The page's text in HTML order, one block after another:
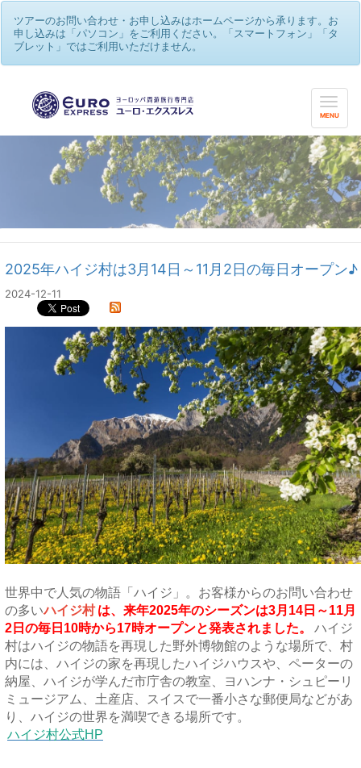
ツアーのお問い合わせ・お申し込みはホームページから承ります。お
申し込みは「パソコン」をご利用ください。「スマートフォン」「タ
ブレット」ではご利用いただけません。
MENU
2025年ハイジ村は3月14日～11月2日の毎日オープン♪
2024-12-11
世界中で人気の物語「ハイジ」。お客様からのお問い合わせ
の多いハイジ村 は、来年2025年のシーズンは3月14日～11月
2日の毎日10時から17時オープンと発表されました。
ハイジ
村はハイジの物語を再現した野外博物館のような場所で、 村
内には 、ハイジの家を再現したハイジハウスや、ペーターの
納屋、ハイジが学んだ市庁舎の教室、ヨハンナ・シュピーリ
ミュージアム、土産店、スイスで一番小さな郵便局などがあ
り、ハイジの世界を満喫できる場所です。
ハイジ村公式HP